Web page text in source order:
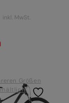
inkl. MwSt.
Größen